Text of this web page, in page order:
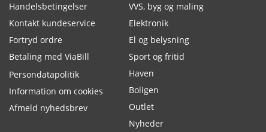
Handelsbetingelser
Kontakt kundeservice
Fortryd ordre
Betaling med ViaBill
Persondatapolitik
Information om cookies
Afmeld nyhedsbrev
VVS, byg og maling
Elektronik
El og belysning
Sport og fritid
Haven
Boligen
Outlet
Nyheder